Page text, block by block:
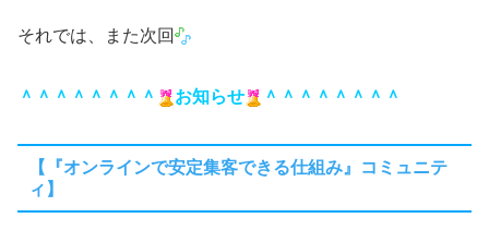
それでは、また次回
＾＾＾＾＾＾＾＾ お知らせ ＾＾＾＾＾＾＾＾
【『オンラインで安定集客できる仕組み』コミュニテ
ィ】